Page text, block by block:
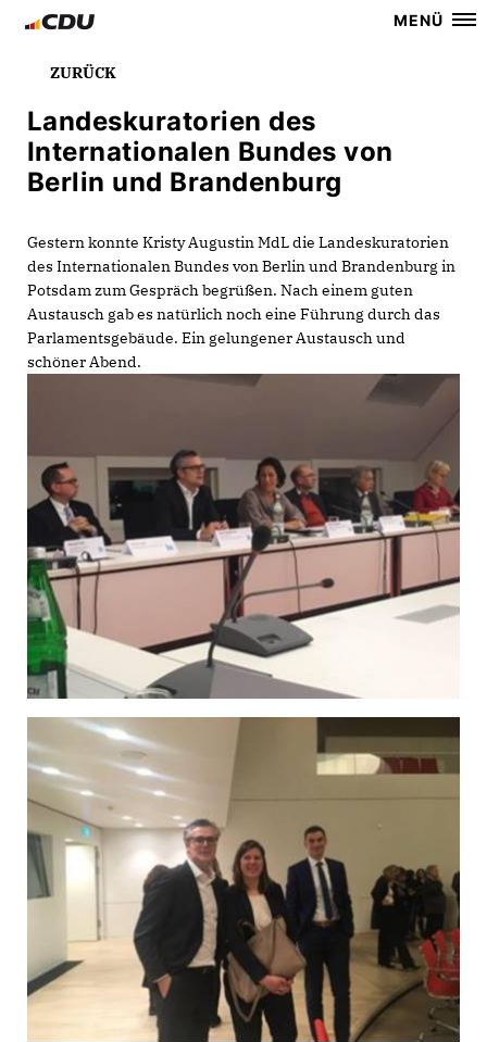
MENÜ
ZURÜCK
Landeskuratorien des
Internationalen Bundes von
Berlin und Brandenburg
Gestern konnte Kristy Augustin MdL die Landeskuratorien
des Internationalen Bundes von Berlin und Brandenburg in
Potsdam zum Gespräch begrüßen. Nach einem guten
Austausch gab es natürlich noch eine Führung durch das
Parlamentsgebäude. Ein gelungener Austausch und
schöner Abend.